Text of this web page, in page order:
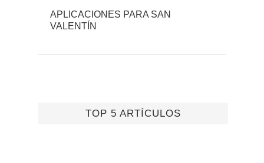
APLICACIONES PARA SAN
VALENTÍN
TOP 5 ARTÍCULOS